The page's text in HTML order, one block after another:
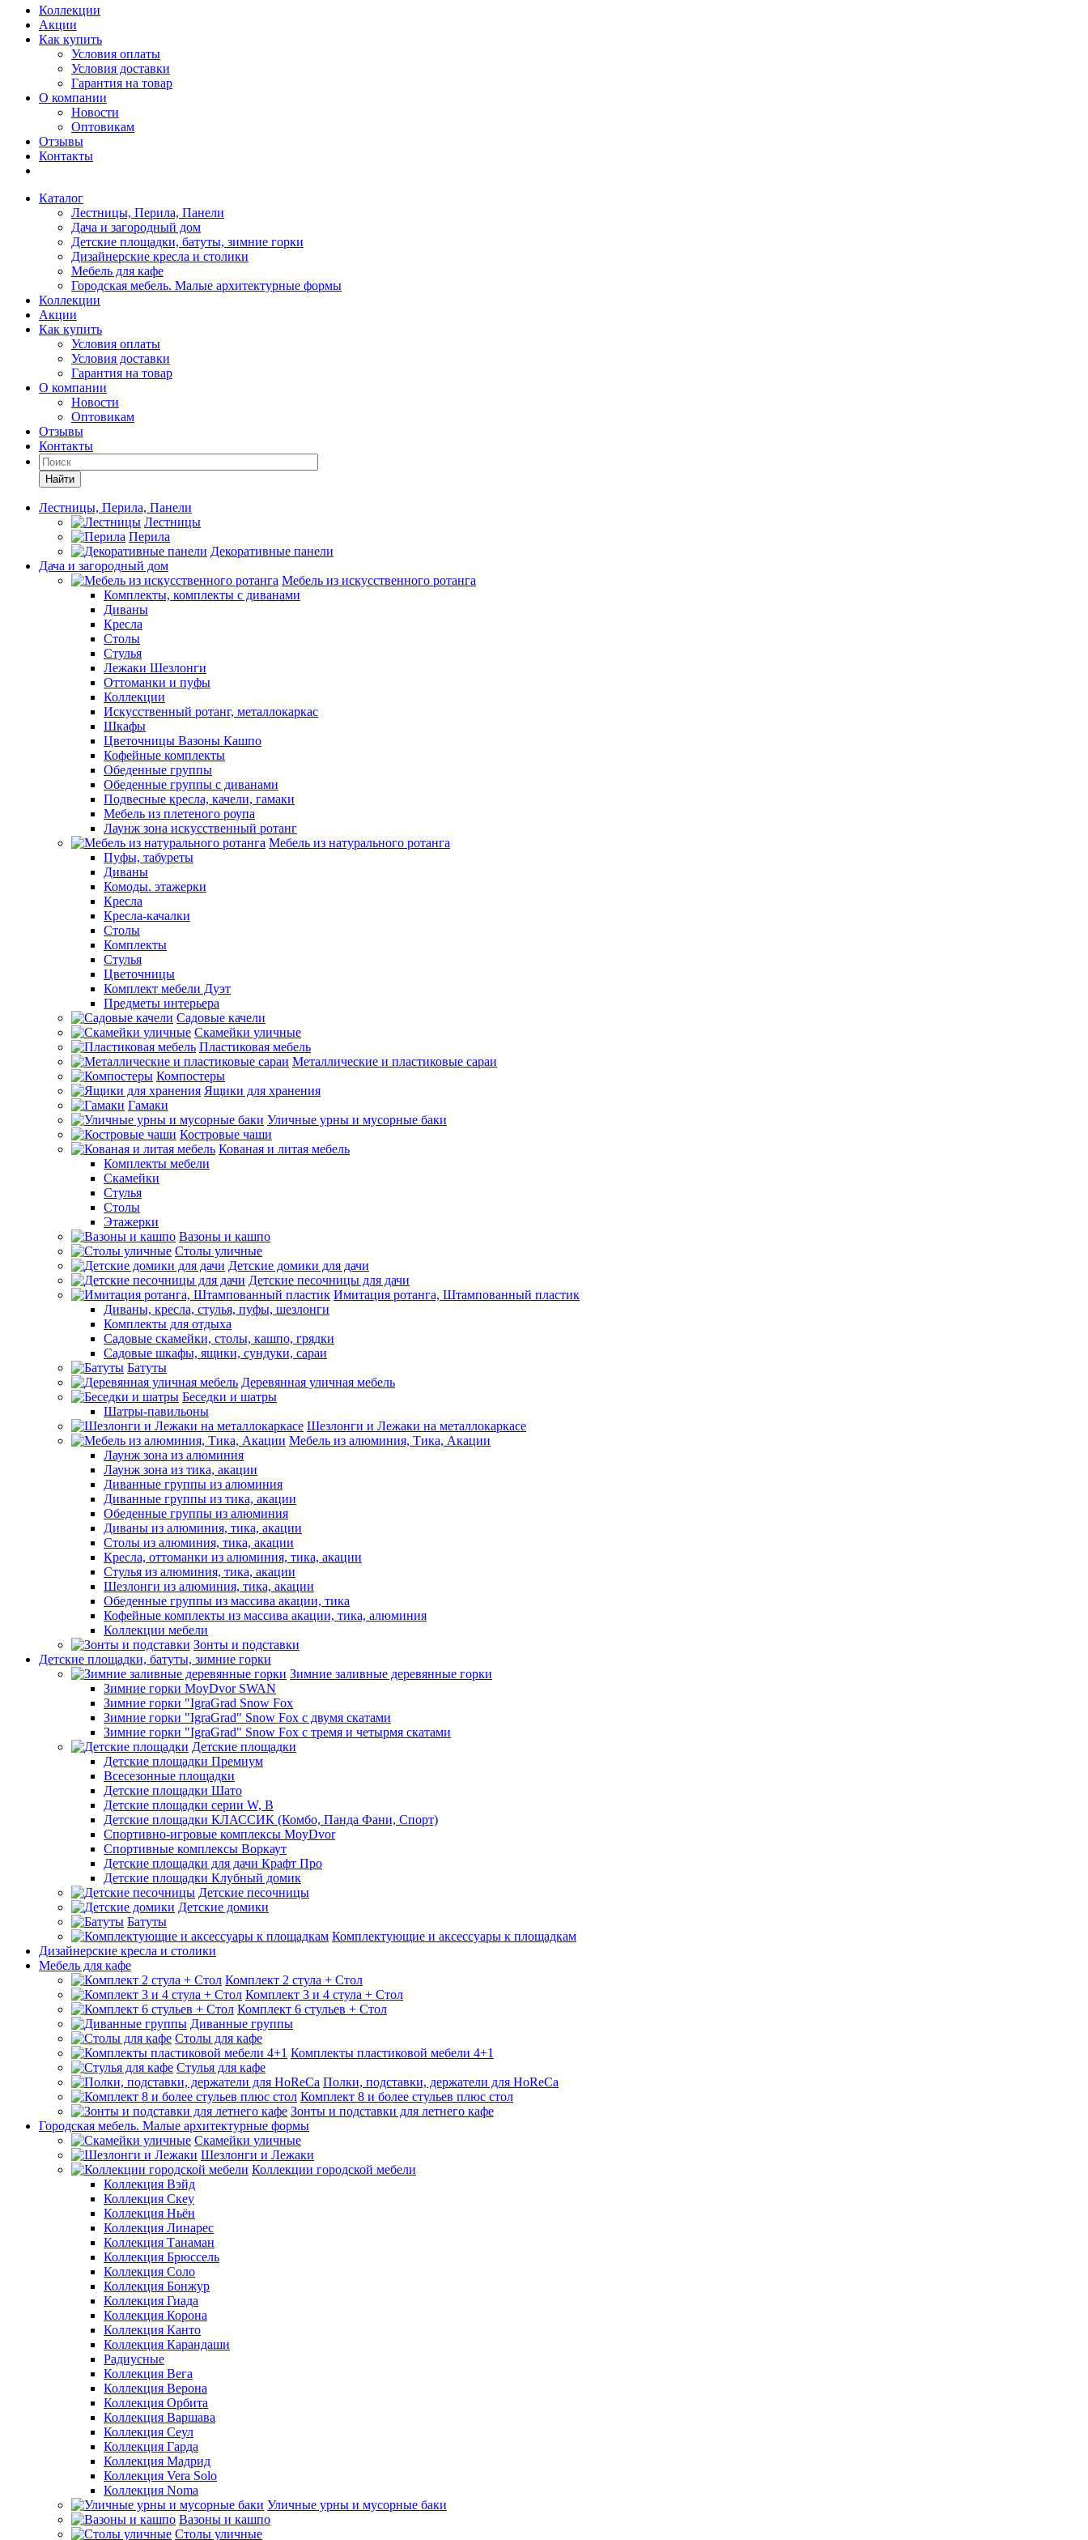
Коллекции
Акции
Как купить
Условия оплаты
Условия доставки
Гарантия на товар
О компании
Новости
Оптовикам
Отзывы
Контакты
Каталог
Лестницы, Перила, Панели
Дача и загородный дом
Детские площадки, батуты, зимние горки
Дизайнерские кресла и столики
Мебель для кафе
Городская мебель. Малые архитектурные формы
Коллекции
Акции
Как купить
Условия оплаты
Условия доставки
Гарантия на товар
О компании
Новости
Оптовикам
Отзывы
Контакты
Найти
Лестницы, Перила, Панели
Лестницы
Перила
Декоративные панели
Дача и загородный дом
Мебель из искусственного ротанга
Комплекты, комплекты с диванами
Диваны
Кресла
Столы
Стулья
Лежаки Шезлонги
Оттоманки и пуфы
Коллекции
Искусственный ротанг, металлокаркас
Шкафы
Цветочницы Вазоны Кашпо
Кофейные комплекты
Обеденные группы
Обеденные группы с диванами
Подвесные кресла, качели, гамаки
Мебель из плетеного роупа
Лаунж зона искусственный ротанг
Мебель из натурального ротанга
Пуфы, табуреты
Диваны
Комоды. этажерки
Кресла
Кресла-качалки
Столы
Комплекты
Стулья
Цветочницы
Комплект мебели Дуэт
Предметы интерьера
Садовые качели
Скамейки уличные
Пластиковая мебель
Металлические и пластиковые сараи
Компостеры
Ящики для хранения
Гамаки
Уличные урны и мусорные баки
Костровые чаши
Кованая и литая мебель
Комплекты мебели
Скамейки
Стулья
Столы
Этажерки
Вазоны и кашпо
Столы уличные
Детские домики для дачи
Детские песочницы для дачи
Имитация ротанга, Штампованный пластик
Диваны, кресла, стулья, пуфы, шезлонги
Комплекты для отдыха
Садовые скамейки, столы, кашпо, грядки
Садовые шкафы, ящики, сундуки, сараи
Батуты
Деревянная уличная мебель
Беседки и шатры
Шатры-павильоны
Шезлонги и Лежаки на металлокаркасе
Мебель из алюминия, Тика, Акации
Лаунж зона из алюминия
Лаунж зона из тика, акации
Диванные группы из алюминия
Диванные группы из тика, акации
Обеденные группы из алюминия
Диваны из алюминия, тика, акации
Столы из алюминия, тика, акации
Кресла, оттоманки из алюминия, тика, акации
Стулья из алюминия, тика, акации
Шезлонги из алюминия, тика, акации
Обеденные группы из массива акации, тика
Кофейные комплекты из массива акации, тика, алюминия
Коллекции мебели
Зонты и подставки
Детские площадки, батуты, зимние горки
Зимние заливные деревянные горки
Зимние горки MoyDvor SWAN
Зимние горки "IgraGrad Snow Fox
Зимние горки "IgraGrad" Snow Fox с двумя скатами
Зимние горки "IgraGrad" Snow Fox с тремя и четырмя скатами
Детские площадки
Детские площадки Премиум
Всесезонные площадки
Детские площадки Шато
Детские площадки серии W, В
Детские площадки КЛАССИК (Комбо, Панда Фани, Спорт)
Спортивно-игровые комплексы MoyDvor
Спортивные комплексы Воркаут
Детские площадки для дачи Крафт Про
Детские площадки Клубный домик
Детские песочницы
Детские домики
Батуты
Комплектующие и аксессуары к площадкам
Дизайнерские кресла и столики
Мебель для кафе
Комплект 2 стула + Стол
Комплект 3 и 4 стула + Стол
Комплект 6 стульев + Стол
Диванные группы
Столы для кафе
Комплекты пластиковой мебели 4+1
Стулья для кафе
Полки, подставки, держатели для HoReCa
Комплект 8 и более стульев плюс стол
Зонты и подставки для летнего кафе
Городская мебель. Малые архитектурные формы
Скамейки уличные
Шезлонги и Лежаки
Коллекции городской мебели
Коллекция Вэйд
Коллекция Скеу
Коллекция Ньён
Коллекция Линарес
Коллекция Танаман
Коллекция Брюссель
Коллекция Соло
Коллекция Бонжур
Коллекция Гиада
Коллекция Корона
Коллекция Канто
Коллекция Карандаши
Радиусные
Коллекция Вега
Коллекция Верона
Коллекция Орбита
Коллекция Варшава
Коллекция Сеул
Коллекция Гарда
Коллекция Мадрид
Коллекция Vera Solo
Коллекция Noma
Уличные урны и мусорные баки
Вазоны и кашпо
Столы уличные